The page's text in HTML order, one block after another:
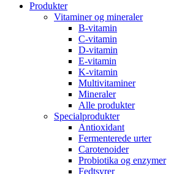
Produkter
Vitaminer og mineraler
B-vitamin
C-vitamin
D-vitamin
E-vitamin
K-vitamin
Multivitaminer
Mineraler
Alle produkter
Specialprodukter
Antioxidant
Fermenterede urter
Carotenoider
Probiotika og enzymer
Fedtsyrer